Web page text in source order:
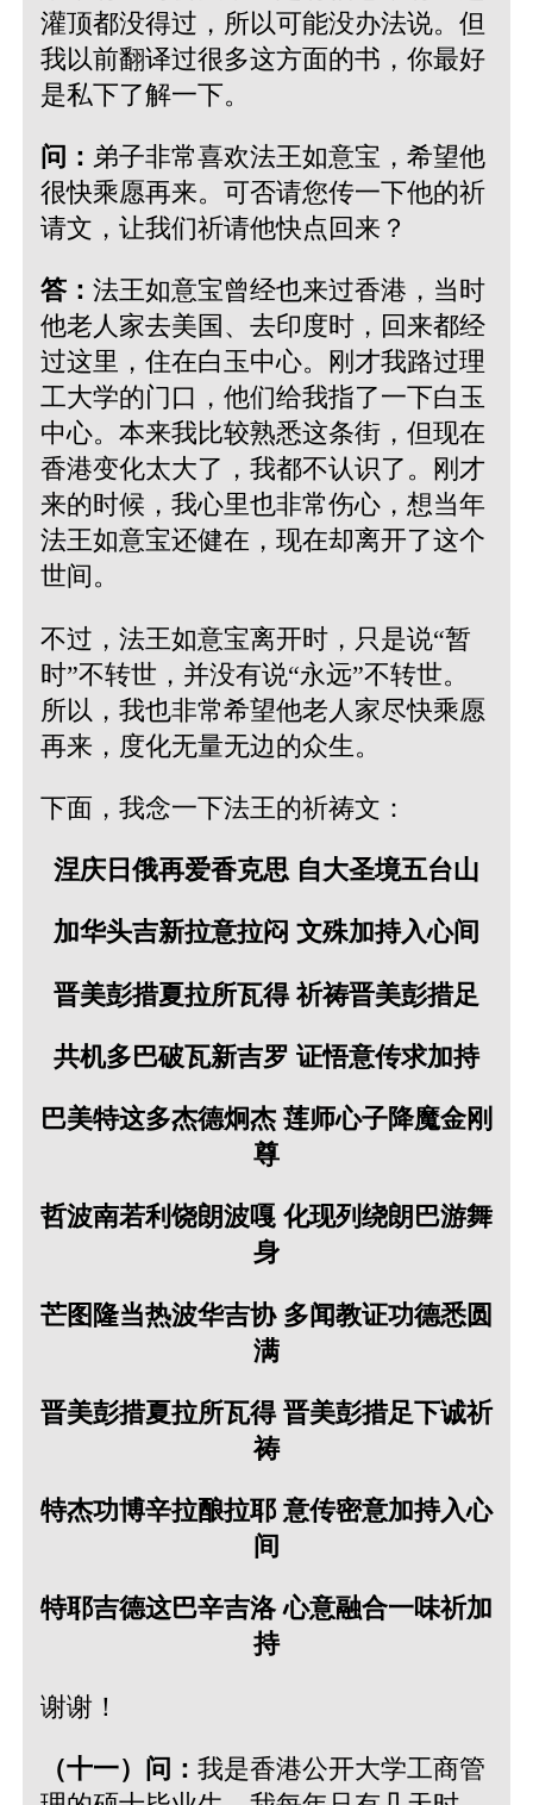
灌顶都没得过，所以可能没办法说。但
我以前翻译过很多这方面的书，你最好
是私下了解一下。
问： 弟子非常喜欢法王如意宝，希望他
很快乘愿再来。可否请您传一下他的祈
请文，让我们祈请他快点回来？
答： 法王如意宝曾经也来过香港，当时
他老人家去美国、去印度时，回来都经
过这里，住在白玉中心。刚才我路过理
工大学的门口，他们给我指了一下白玉
中心。本来我比较熟悉这条街，但现在
香港变化太大了，我都不认识了。刚才
来的时候，我心里也非常伤心，想当年
法王如意宝还健在，现在却离开了这个
世间。
不过，法王如意宝离开时，只是说“暂
时”不转世，并没有说“永远”不转世。
所以，我也非常希望他老人家尽快乘愿
再来，度化无量无边的众生。
下面，我念一下法王的祈祷文：
涅庆日俄再爱香克思 自大圣境五台山
加华头吉新拉意拉闷 文殊加持入心间
晋美彭措夏拉所瓦得 祈祷晋美彭措足
共机多巴破瓦新吉罗 证悟意传求加持
巴美特这多杰德炯杰 莲师心子降魔金刚
尊
哲波南若利饶朗波嘎 化现列绕朗巴游舞
身
芒图隆当热波华吉协 多闻教证功德悉圆
满
晋美彭措夏拉所瓦得 晋美彭措足下诚祈
祷
特杰功博辛拉酿拉耶 意传密意加持入心
间
特耶吉德这巴辛吉洛 心意融合一味祈加
持
谢谢！
（十一）问： 我是香港公开大学工商管